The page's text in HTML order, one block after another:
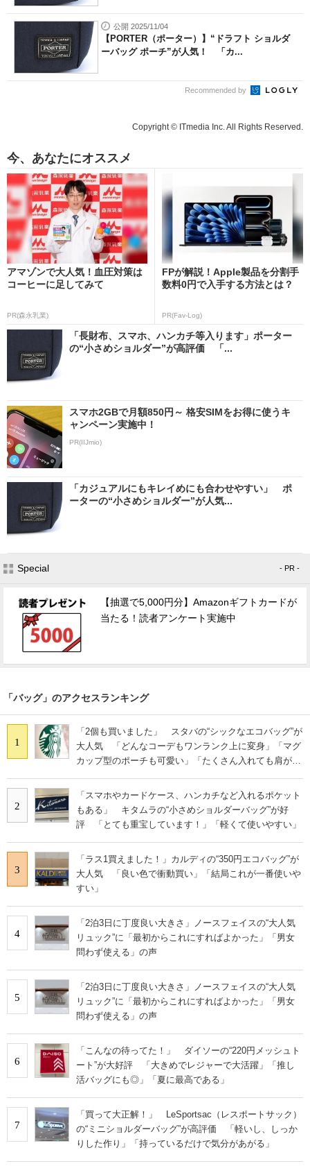
公開 2025/11/04
【PORTER（ポーター）】“ドラフト ショルダ
ーバッグ ポーチ”が人気！ 「カ...
Recommended by
Copyright © ITmedia Inc. All Rights Reserved.
今、あなたにオススメ
アマゾンで大人気！血圧対策は
コーヒーに足してみて
PR(森永乳業)
FPが解説！Apple製品を分割手
数料0円で入手する方法とは？
PR(Fav-Log)
「長財布、スマホ、ハンカチ等入ります」ポーター
の“小さめショルダー”が高評価 「...
スマホ2GBで月額850円～ 格安SIMをお得に使うキ
ャンペーン実施中！
PR(IIJmio)
「カジュアルにもキレイめにも合わせやすい」 ポ
ーターの“小さめショルダー”が人気...
Special - PR -
【抽選で5,000円分】Amazonギフトカードが
当たる！読者アンケート実施中
「バッグ」のアクセスランキング
1
「2個も買いました」 スタバの“シックなエコバッグ”が
大人気 「どんなコーデもワンランク上に変身」「マグ
カップ型のポーチも可愛い」「たくさん入れても肩が痛
2
「スマホやカードケース、ハンカチなど入れるポケット
もある」 キタムラの“小さめショルダーバッグ”が好
評 「とても重宝しています！」「軽くて使いやすい」
3
「ラス1買えました！」カルディの“350円エコバッグ”が
大人気 「良い色で衝動買い」「結局これが一番使いや
すい」
4
「2泊3日に丁度良い大きさ」ノースフェイスの“大人気
リュック”に「最初からこれにすればよかった」「男女
問わず使える」の声
5
「2泊3日に丁度良い大きさ」ノースフェイスの“大人気
リュック”に「最初からこれにすればよかった」「男女
問わず使える」の声
6
「こんなの待ってた！」 ダイソーの“220円メッシュト
ート”が大好評 「大きめでレジャーで大活躍」「推し
活バッグにも◎」「夏に最高である」
7
「買って大正解！」 LeSportsac（レスポートサック）
の“ミニショルダーバッグ”が高評価 「軽いし、しっか
りした作り」「持っているだけで気分があがる」